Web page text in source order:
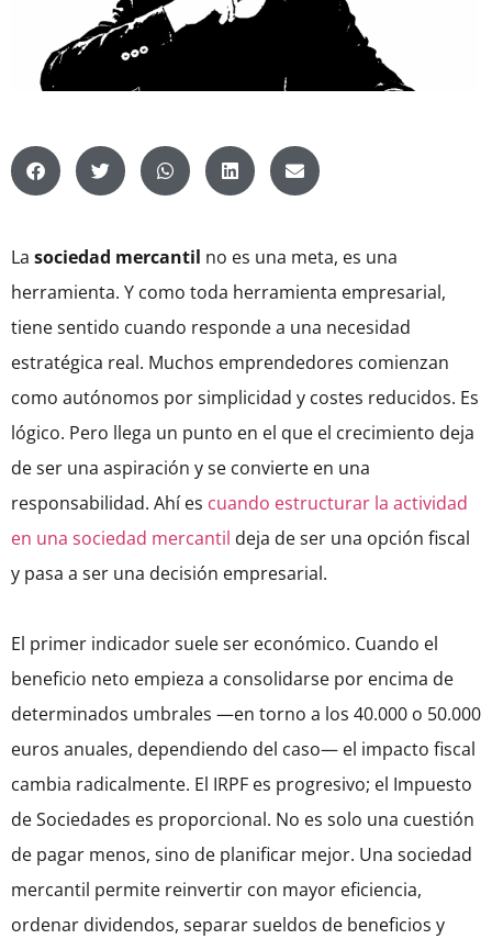
La sociedad mercantil no es una meta, es una
herramienta. Y como toda herramienta empresarial,
tiene sentido cuando responde a una necesidad
estratégica real. Muchos emprendedores comienzan
como autónomos por simplicidad y costes reducidos. Es
lógico. Pero llega un punto en el que el crecimiento deja
de ser una aspiración y se convierte en una
responsabilidad. Ahí es cuando estructurar la actividad
en una sociedad mercantil deja de ser una opción fiscal
y pasa a ser una decisión empresarial.
El primer indicador suele ser económico. Cuando el
beneficio neto empieza a consolidarse por encima de
determinados umbrales —en torno a los 40.000 o 50.000
euros anuales, dependiendo del caso— el impacto fiscal
cambia radicalmente. El IRPF es progresivo; el Impuesto
de Sociedades es proporcional. No es solo una cuestión
de pagar menos, sino de planificar mejor. Una sociedad
mercantil permite reinvertir con mayor eficiencia,
ordenar dividendos, separar sueldos de beneficios y